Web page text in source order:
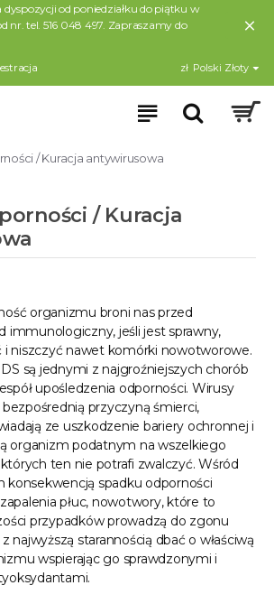
od poniedziałku do piątku w
nr. tel. 516 048 497. Zapraszamy do
zł Polski Złoty
/ Kuracja antywirusowa
/ Kuracja
organizmu broni nas przed
immunologiczny, jeśli jest sprawny,
i niszczyć nawet komórki nowotworowe.
są jednymi z najgroźniejszych chorób
upośledzenia odporności. Wirusy
przyczyną śmierci,
ze uszkodzenie bariery ochronnej i
organizm podatnym na wszelkiego
ten nie potrafi zwalczyć. Wśród
konsekwencją spadku odporności
płuc, nowotwory, które to
przypadków prowadzą do zgonu
najwyższą starannością dbać o właściwą
wspierając go sprawdzonymi i